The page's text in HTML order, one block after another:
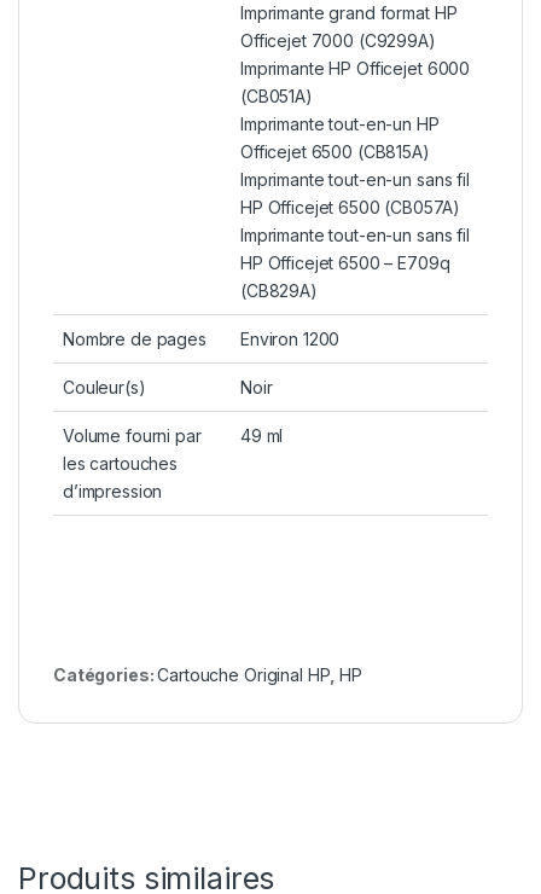
Imprimante grand format HP
Officejet 7000 (C9299A)
Imprimante HP Officejet 6000
(CB051A)
Imprimante tout-en-un HP
Officejet 6500 (CB815A)
Imprimante tout-en-un sans fil
HP Officejet 6500 (CB057A)
Imprimante tout-en-un sans fil
HP Officejet 6500 – E709q
(CB829A)
Nombre de pages Environ 1200
Couleur(s) Noir
Volume fourni par
les cartouches
d’impression
49 ml
Catégories:Cartouche Original HP ,HP
Produits similaires